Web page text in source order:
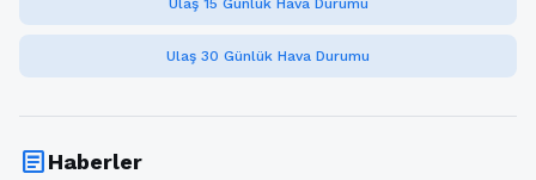
Ulaş 15 Günlük Hava Durumu
Ulaş 30 Günlük Hava Durumu
articleHaberler